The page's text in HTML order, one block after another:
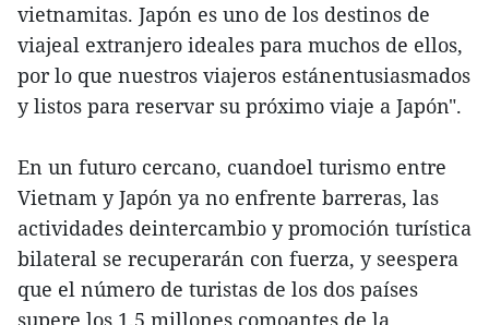
vietnamitas. Japón es uno de los destinos de
viajeal extranjero ideales para muchos de ellos,
por lo que nuestros viajeros estánentusiasmados
y listos para reservar su próximo viaje a Japón".
En un futuro cercano, cuandoel turismo entre
Vietnam y Japón ya no enfrente barreras, las
actividades deintercambio y promoción turística
bilateral se recuperarán con fuerza, y seespera
que el número de turistas de los dos países